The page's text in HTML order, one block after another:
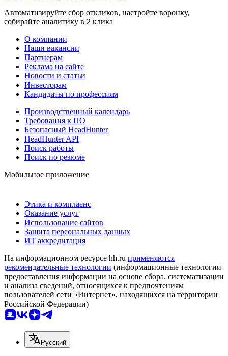
Автоматизируйте сбор откликов, настройте воронку,
собирайте аналитику в 2 клика
О компании
Наши вакансии
Партнерам
Реклама на сайте
Новости и статьи
Инвесторам
Кандидаты по профессиям
Производственный календарь
Требования к ПО
Безопасный HeadHunter
HeadHunter API
Поиск работы
Поиск по резюме
Мобильное приложение
Этика и комплаенс
Оказание услуг
Использование сайтов
Защита персональных данных
ИТ аккредитация
На информационном ресурсе hh.ru применяются
рекомендательные технологии (информационные технологии
предоставления информации на основе сбора, систематизации
и анализа сведений, относящихся к предпочтениям
пользователей сети «Интернет», находящихся на территории
Российской Федерации)
Русский